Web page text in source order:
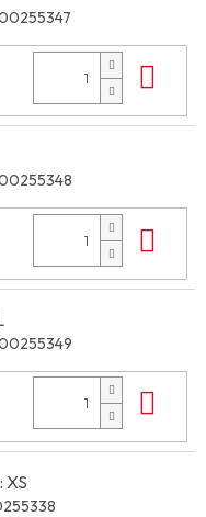
XS